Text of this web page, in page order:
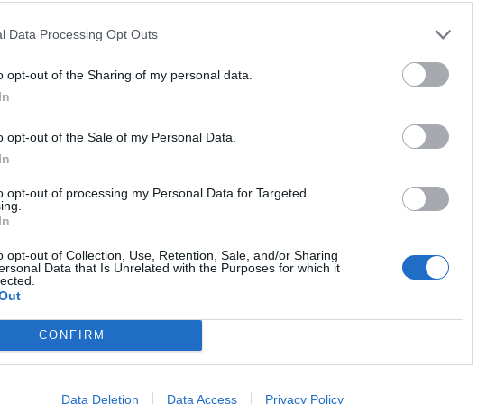
Data Processing Opt Outs
opt-out of the Sharing of my personal data.
opt-out of the Sale of my Personal Data.
opt-out of processing my Personal Data for Targeted
opt-out of Collection, Use, Retention, Sale, and/or Sharing
Data that Is Unrelated with the Purposes for which it
CONFIRM
Data Deletion Data Access Privacy Policy
de historia, destaca por sus estándares
en servicio, un aspecto esencial a
para garantizar una audición de
cuentan con los productos auditivos
altamente cualificados que
a cada paciente.
preferida de Google
de actualidad.